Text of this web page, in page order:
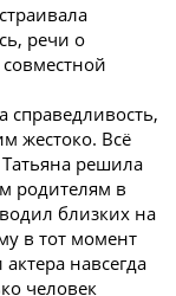
речи о
справедливость,
жестоко. Всё
решила
родителям в
близких на
в тот момент
навсегда
человек